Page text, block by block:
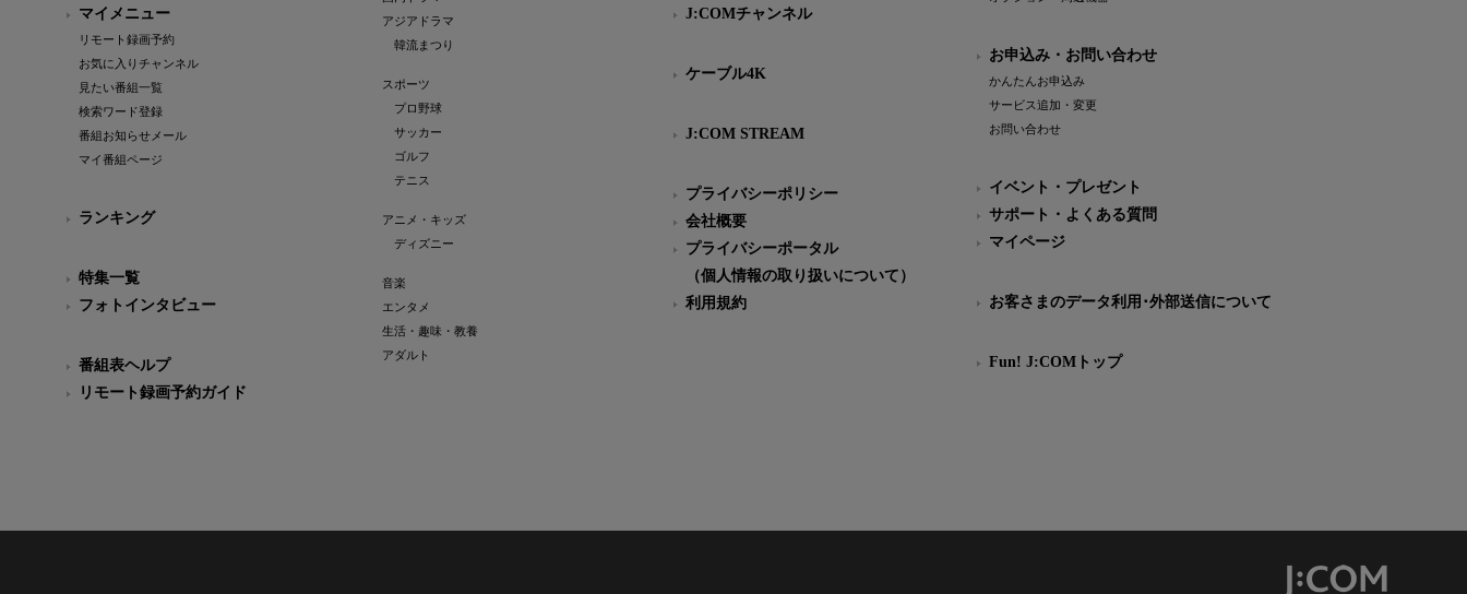
マイメニュー
リモート録画予約
お気に入りチャンネル
見たい番組一覧
検索ワード登録
番組お知らせメール
マイ番組ページ
ランキング
特集一覧
フォトインタビュー
番組表ヘルプ
リモート録画予約ガイド
アジアドラマ
韓流まつり
スポーツ
プロ野球
サッカー
ゴルフ
テニス
アニメ・キッズ
ディズニー
音楽
エンタメ
生活・趣味・教養
アダルト
J:COMチャンネル
ケーブル4K
J:COM STREAM
プライバシーポリシー
会社概要
プライバシーポータル
（個人情報の取り扱いについて）
利用規約
お申込み・お問い合わせ
かんたんお申込み
サービス追加・変更
お問い合わせ
イベント・プレゼント
サポート・よくある質問
マイページ
お客さまのデータ利用･外部送信について
Fun! J:COMトップ